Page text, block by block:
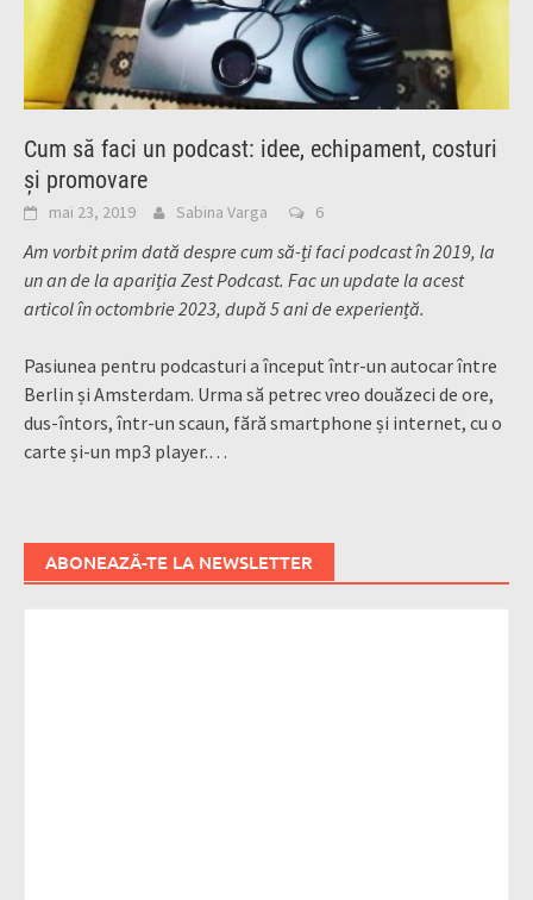
Cum să faci un podcast: idee, echipament, costuri
și promovare
mai 23, 2019 Sabina Varga 6
Am vorbit prim dată despre cum să-ți faci podcast în 2019, la
un an de la apariția Zest Podcast. Fac un update la acest
articol în octombrie 2023, după 5 ani de experiență.
Pasiunea pentru podcasturi a început într-un autocar între
Berlin și Amsterdam. Urma să petrec vreo douăzeci de ore,
dus-întors, într-un scaun, fără smartphone și internet, cu o
carte și-un mp3 player.…
ABONEAZĂ-TE LA NEWSLETTER